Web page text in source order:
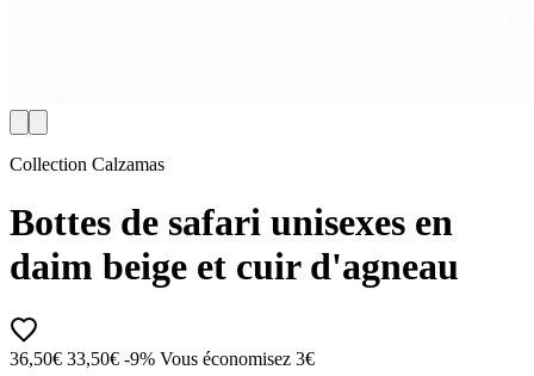
Collection Calzamas
Bottes de safari unisexes en
daim beige et cuir d'agneau
36,50€ 33,50€ -9% Vous économisez 3€